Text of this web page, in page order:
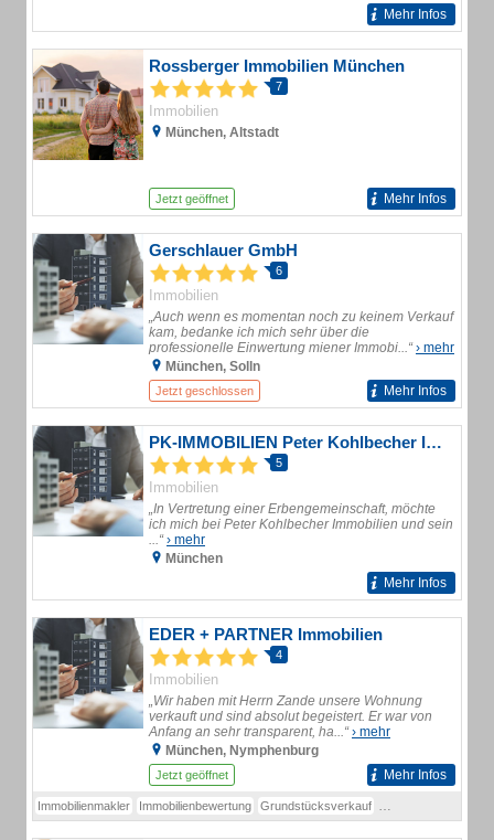
Mehr Infos
Rossberger Immobilien München
7
Immobilien
München, Altstadt
Jetzt geöffnet Mehr Infos
Gerschlauer GmbH
6
Immobilien
„Auch wenn es momentan noch zu keinem Verkauf
kam, bedanke ich mich sehr über die
professionelle Einwertung miener Immobi...“› mehr
München, Solln
Jetzt geschlossen Mehr Infos
PK-IMMOBILIEN Peter Kohlbecher Immobilienmakler
5
Immobilien
„In Vertretung einer Erbengemeinschaft, möchte
ich mich bei Peter Kohlbecher Immobilien und sein
...“› mehr
München
Mehr Infos
EDER + PARTNER Immobilien
4
Immobilien
„Wir haben mit Herrn Zande unsere Wohnung
verkauft und sind absolut begeistert. Er war von
Anfang an sehr transparent, ha...“› mehr
München, Nymphenburg
Jetzt geöffnet Mehr Infos
Immobilienmakler Immobilienbewertung Grundstücksverkauf